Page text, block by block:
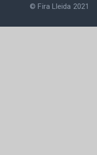
© Fira Lleida 2021